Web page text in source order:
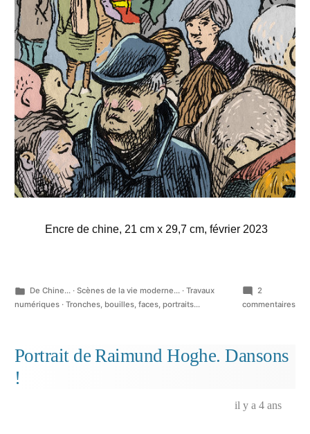
Encre de chine, 21 cm x 29,7 cm, février 2023
Publié
dans
De Chine... · Scènes de la vie moderne... · Travaux
numériques · Tronches, bouilles, faces, portraits...
2
commentairessur
Portrait de Raimund Hoghe. Dansons
!
il y a 4 ans